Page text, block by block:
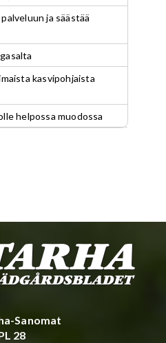
ja säästää
kasvipohjaista
helpossa muodossa
Sanomat
28